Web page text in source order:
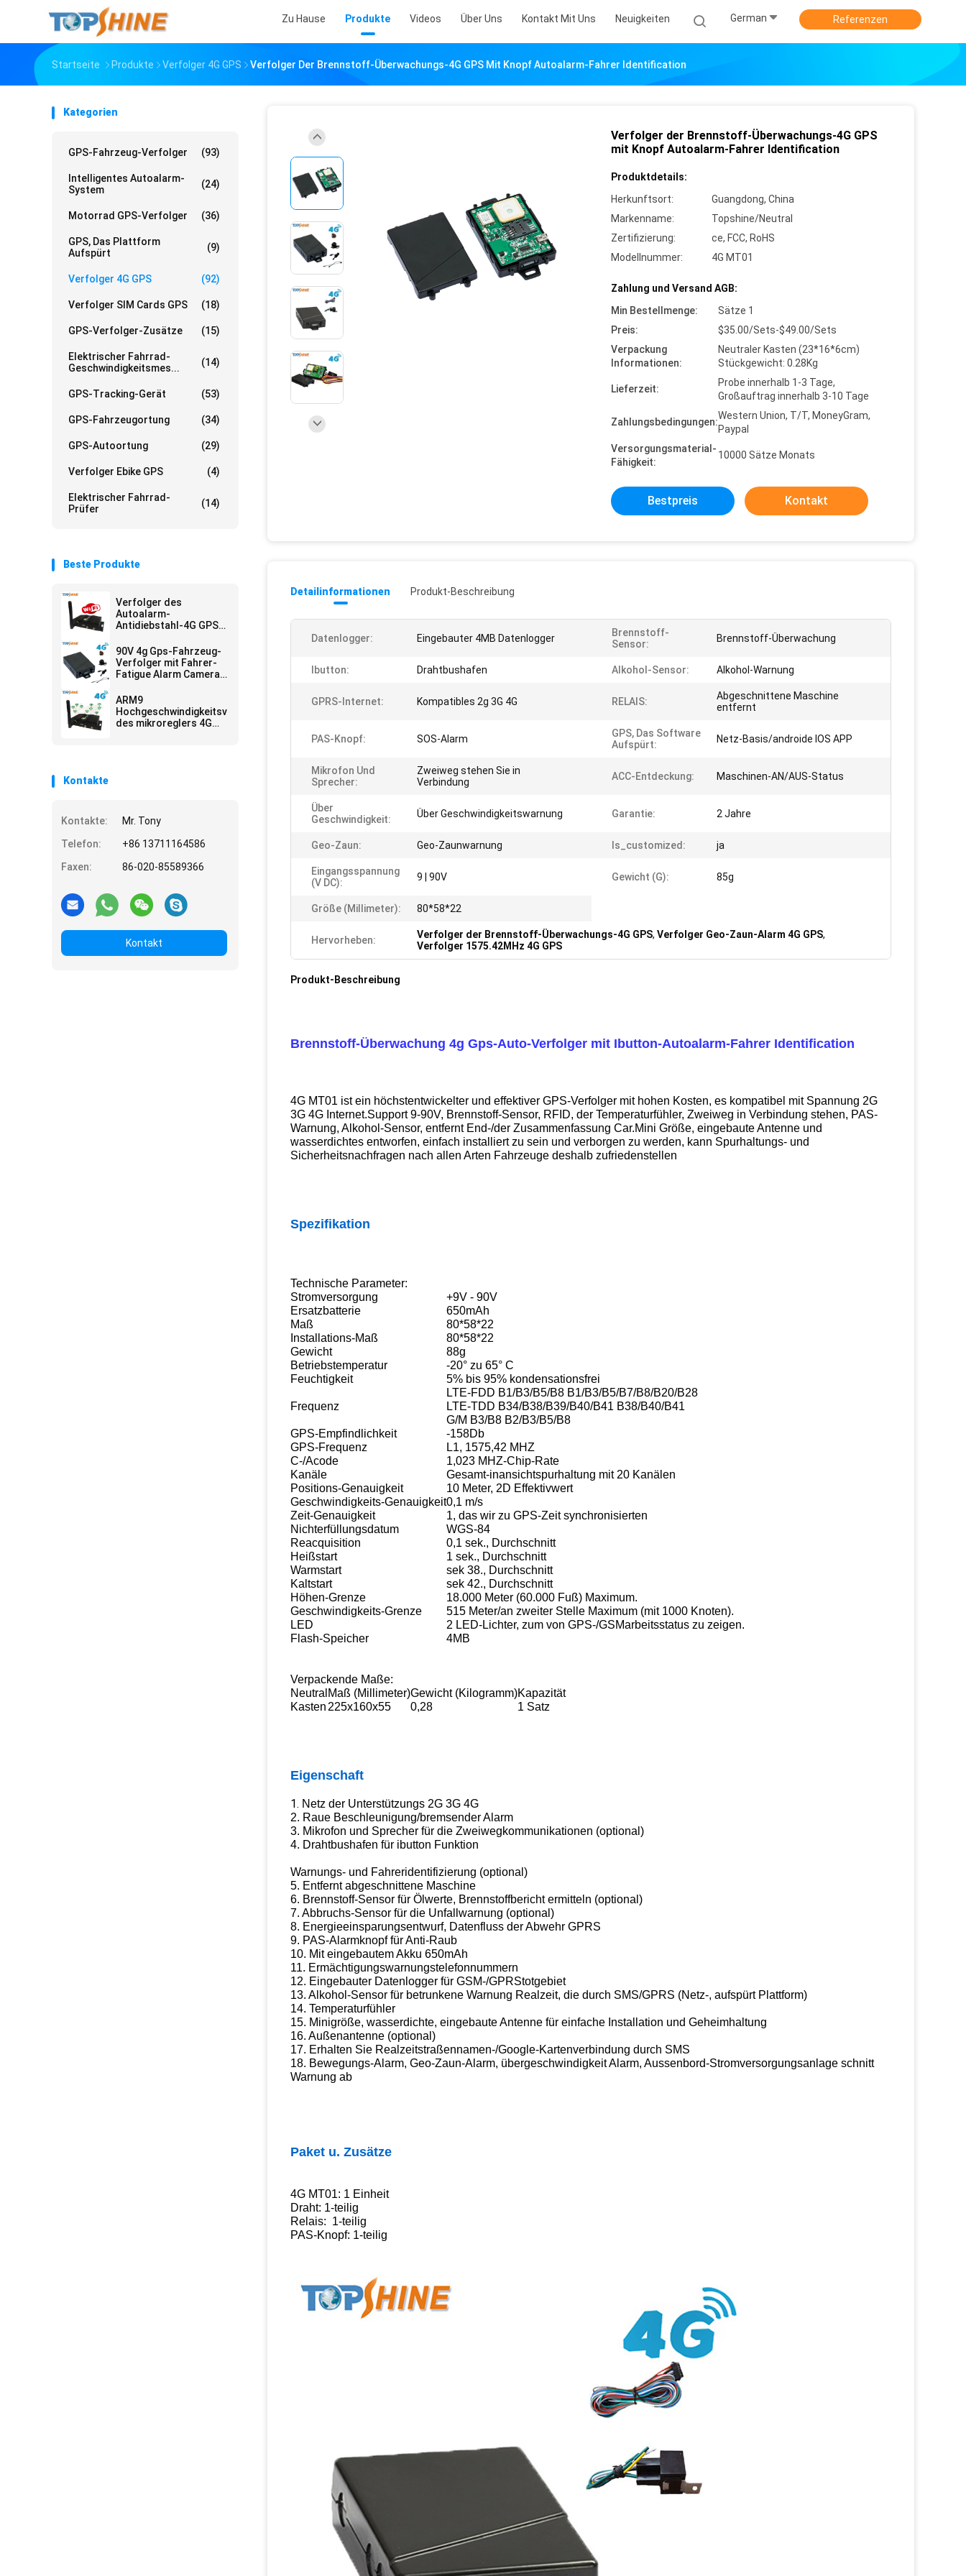
Zu Hause Produkte Videos Über Uns Kontakt Mit Uns Neuigkeiten German Referenzen
Startseite Produkte Verfolger 4G GPS Verfolger Der Brennstoff-Überwachungs-4G GPS Mit Knopf Autoalarm-Fahrer Identification
Kategorien
GPS-Fahrzeug-Verfolger (93)
Intelligentes Autoalarm-
System
(24)
Motorrad GPS-Verfolger (36)
GPS, Das Plattform
Aufspürt
(9)
Verfolger 4G GPS (92)
Verfolger SIM Cards GPS (18)
GPS-Verfolger-Zusätze (15)
Elektrischer Fahrrad-
Geschwindigkeitsmes...
(14)
GPS-Tracking-Gerät (53)
GPS-Fahrzeugortung (34)
GPS-Autoortung (29)
Verfolger Ebike GPS (4)
Elektrischer Fahrrad-
Prüfer
(14)
Beste Produkte
Verfolger des
Autoalarm-
Antidiebstahl-4G GPS
Videoüberwachung
90V 4g Gps-Fahrzeug-
Verfolger mit Fahrer-
Fatigue Alarm Camera-
Arbeits-Weisen-
Kommunikation
ARM9
Hochgeschwindigkeitsverfolger
des mikroreglers 4G
Kontakte
Kontakte:
Mr. Tony
Telefon:
+86 13711164586
Faxen:
86-020-85589366
Kontakt
Verfolger der Brennstoff-Überwachungs-4G GPS
mit Knopf Autoalarm-Fahrer Identification
Produktdetails:
Herkunftsort:
Guangdong, China
Markenname:
Topshine/Neutral
Zertifizierung:
ce, FCC, RoHS
Modellnummer:
4G MT01
Zahlung und Versand AGB:
Min Bestellmenge:
Sätze 1
Preis:
$35.00/Sets-$49.00/Sets
Verpackung
Informationen:
Neutraler Kasten (23*16*6cm)
Stückgewicht: 0.28Kg
Lieferzeit:
Probe innerhalb 1-3 Tage,
Großauftrag innerhalb 3-10 Tage
Zahlungsbedingungen:
Western Union, T/T, MoneyGram,
Paypal
Versorgungsmaterial-
Fähigkeit:
10000 Sätze Monats
Bestpreis Kontakt
Detailinformationen Produkt-Beschreibung
Datenlogger: Eingebauter 4MB Datenlogger
Brennstoff-
Sensor:
Brennstoff-Überwachung
Ibutton: Drahtbushafen Alkohol-Sensor: Alkohol-Warnung
GPRS-Internet: Kompatibles 2g 3G 4G RELAIS:
Abgeschnittene Maschine
entfernt
PAS-Knopf: SOS-Alarm
GPS, Das Software
Aufspürt:
Netz-Basis/androide IOS APP
Mikrofon Und
Sprecher:
Zweiweg stehen Sie in
Verbindung
ACC-Entdeckung: Maschinen-AN/AUS-Status
Über
Geschwindigkeit:
Über Geschwindigkeitswarnung Garantie: 2 Jahre
Geo-Zaun: Geo-Zaunwarnung Is_customized: ja
Eingangsspannung
(V DC):
9 | 90V Gewicht (g): 85g
Größe (Millimeter): 80*58*22
Hervorheben: Verfolger der Brennstoff-Überwachungs-4G GPS, Verfolger Geo-Zaun-Alarm 4G GPS,
Verfolger 1575.42MHz 4G GPS
Produkt-Beschreibung
Brennstoff-Überwachung 4g Gps-Auto-Verfolger mit Ibutton-Autoalarm-Fahrer Identification
4G MT01 ist ein höchstentwickelter und effektiver GPS-Verfolger mit hohen Kosten, es kompatibel mit Spannung 2G
3G 4G Internet.Support 9-90V, Brennstoff-Sensor, RFID, der Temperaturfühler, Zweiweg in Verbindung stehen, PAS-
Warnung, Alkohol-Sensor, entfernt End-/der Zusammenfassung Car.Mini Größe, eingebaute Antenne und
wasserdichtes entworfen, einfach installiert zu sein und verborgen zu werden, kann Spurhaltungs- und
Sicherheitsnachfragen nach allen Arten Fahrzeuge deshalb zufriedenstellen
Spezifikation
Technische Parameter:
Stromversorgung
+9V - 90V
Ersatzbatterie
650mAh
Maß
80*58*22
Installations-Maß
80*58*22
Gewicht
88g
Betriebstemperatur
-20° zu 65° C
Feuchtigkeit
5% bis 95% kondensationsfrei
Frequenz
LTE-FDD B1/B3/B5/B8 B1/B3/B5/B7/B8/B20/B28
LTE-TDD B34/B38/B39/B40/B41 B38/B40/B41
G/M B3/B8 B2/B3/B5/B8
GPS-Empfindlichkeit
-158Db
GPS-Frequenz
L1, 1575,42 MHZ
C-/Acode
1,023 MHZ-Chip-Rate
Kanäle
Gesamt-inansichtspurhaltung mit 20 Kanälen
Positions-Genauigkeit
10 Meter, 2D Effektivwert
Geschwindigkeits-Genauigkeit0,1 m/s
Zeit-Genauigkeit
1, das wir zu GPS-Zeitsynchronisierten
Nichterfüllungsdatum
WGS-84
Reacquisition
0,1 sek., Durchschnitt
Heißstart
1 sek., Durchschnitt
Warmstart
sek 38., Durchschnitt
Kaltstart
sek 42., Durchschnitt
Höhen-Grenze
18.000 Meter (60.000 Fuß) Maximum.
Geschwindigkeits-Grenze
515 Meter/an zweiter Stelle Maximum (mit 1000 Knoten).
LED
2 LED-Lichter, zum von GPS-/GSMarbeitsstatus zu zeigen.
Flash-Speicher
4MB
Verpackende Maße:
Neutral Maß (Millimeter)Gewicht (Kilogramm)Kapazität
Kasten 225x160x55 0,28 1 Satz
Eigenschaft
1. Netz der Unterstützungs 2G 3G 4G
2. Raue Beschleunigung/bremsender Alarm
3. Mikrofon und Sprecher für die Zweiwegkommunikationen (optional)
4. Drahtbushafen für ibutton Funktion
Warnungs- und Fahreridentifizierung (optional)
5. Entfernt abgeschnittene Maschine
6. Brennstoff-Sensor für Ölwerte, Brennstoffbericht ermitteln (optional)
7. Abbruchs-Sensor für die Unfallwarnung (optional)
8. Energieeinsparungsentwurf, Datenfluss der Abwehr GPRS
9. PAS-Alarmknopf für Anti-Raub
10. Mit eingebautem Akku 650mAh
11. Ermächtigungswarnungstelefonnummern
12. Eingebauter Datenlogger für GSM-/GPRStotgebiet
13. Alkohol-Sensor für betrunkene Warnung Realzeit, die durch SMS/GPRS (Netz-, aufspürt Plattform)
14. Temperaturfühler
15. Minigröße, wasserdichte, eingebaute Antenne für einfache Installation und Geheimhaltung
16. Außenantenne (optional)
17. Erhalten Sie Realzeitstraßennamen-/Google-Kartenverbindung durch SMS
18. Bewegungs-Alarm, Geo-Zaun-Alarm, übergeschwindigkeit Alarm, Aussenbord-Stromversorgungsanlage schnitt
Warnung ab
Paket u. Zusätze
4G MT01: 1 Einheit
Draht: 1-teilig
Relais: 1-teilig
PAS-Knopf: 1-teilig